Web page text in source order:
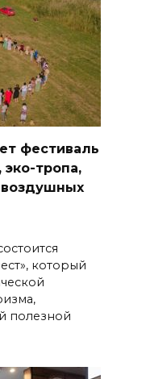
фестиваль
тропа,
воздушных
который
полезной